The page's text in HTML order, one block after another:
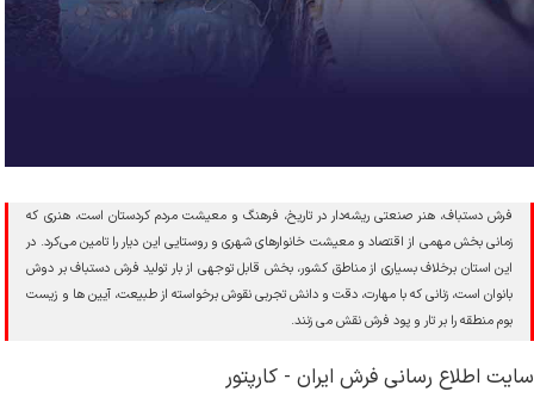
فرش دستباف، هنر صنعتی ریشه‌دار در تاریخ، فرهنگ و معیشت مردم کردستان است، هنری که
زمانی بخش مهمی از اقتصاد و معیشت خانوارهای شهری و روستایی این دیار را تامین می‌کرد. در
این استان برخلاف بسیاری از مناطق کشور، بخش قابل توجهی از بار تولید فرش دستباف بر دوش
بانوان است، زنانی که با مهارت، دقت و دانش تجربی نقوش برخواسته از طبیعت، آیین ها و زیست
بوم منطقه را بر تار و پود فرش نقش می زنند.
سایت اطلاع رسانی فرش ایران - کارپتور